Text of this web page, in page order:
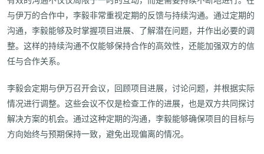
与伊万的合作中，李毅非常重视定期的反馈与持续沟通。通过定期的
沟通，李毅能够及时掌握项目进展、了解潜在问题，并作出必要的调
整。这样的持续沟通不仅能够保持合作的高效性，还能加强双方的信
任与合作关系。
李毅会定期与伊万召开会议，回顾项目进展，讨论问题，并根据实际
情况进行调整。这些会议不仅是检查工作的进展，也是双方共同探讨
解决方案的机会。通过这种定期的沟通，李毅能够确保项目的目标与
方向始终与预期保持一致，避免出现偏离的情况。